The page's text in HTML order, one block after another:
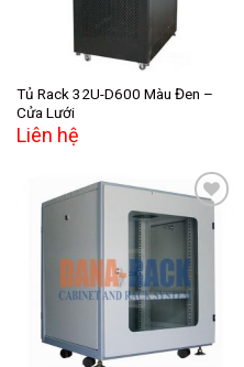
Tủ Rack 32U-D600 Màu Đen –
Cửa Lưới
Liên hệ
Add to
wishlist